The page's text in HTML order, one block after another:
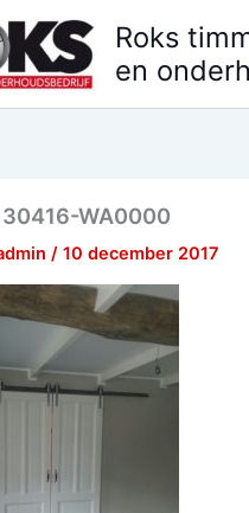
Roks
en
WA0000
/10 december 2017